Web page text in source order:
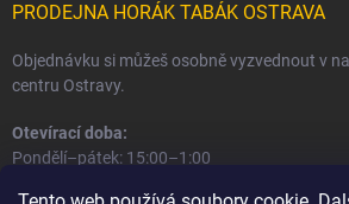
PRODEJNA HORÁK TABÁK OSTRAVA
Objednávku si můžeš osobně vyzvednout v
centru Ostravy.
Otevírací doba:
Pondělí–pátek: 15:00–1:00